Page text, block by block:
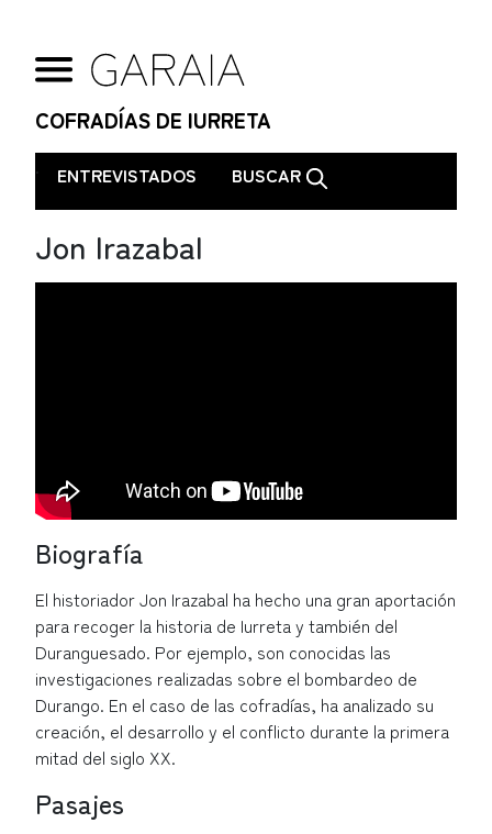
COFRADÍAS DE IURRETA
. ENTREVISTADOS BUSCAR
Jon Irazabal
Biografía
El historiador Jon Irazabal ha hecho una gran aportación
para recoger la historia de Iurreta y también del
Duranguesado. Por ejemplo, son conocidas las
investigaciones realizadas sobre el bombardeo de
Durango. En el caso de las cofradías, ha analizado su
creación, el desarrollo y el conflicto durante la primera
mitad del siglo XX.
Pasajes